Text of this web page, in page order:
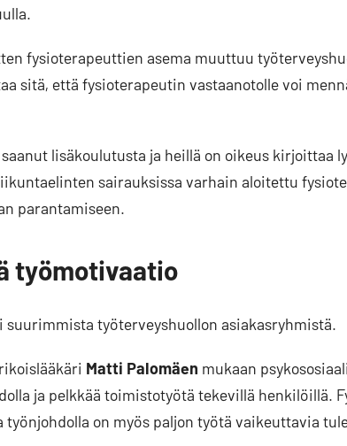
fysioterapeuttien asema muuttuu
sitä, että fysioterapeutin vastaanotolle voi
lisäkoulutusta ja heillä on oikeus kirjoittaa
sairauksissa varhain aloitettu
parantamiseen.
työmotivaatio
suurimmista työterveyshuollon asiakasryhmistä.
Matti Palomäen mukaan
ja pelkkää toimistotyötä tekevillä henkilöillä.
on myös paljon työtä vaikeuttavia